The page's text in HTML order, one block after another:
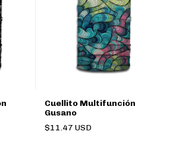
Cuellito Multifunción
Gusano
$11.47 USD